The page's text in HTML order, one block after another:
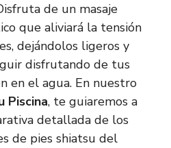
de un masaje
que aliviará la tensión
dejándolos ligeros y
disfrutando de tus
en el agua. En nuestro
Piscina, te guiaremos a
detallada de los
de pies shiatsu del